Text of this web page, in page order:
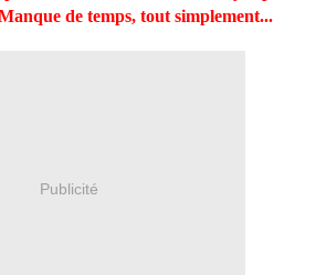
de temps, tout simplement...
Publicité